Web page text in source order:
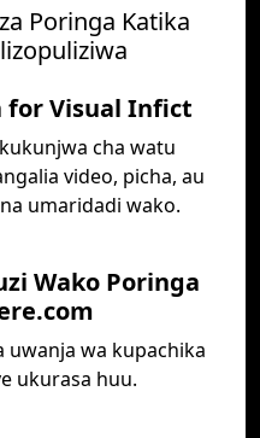
Poringa Katika
for Visual Infict
cha watu
video, picha, au
umaridadi wako.
Wako Poringa
uwanja wa kupachika
ukurasa huu.